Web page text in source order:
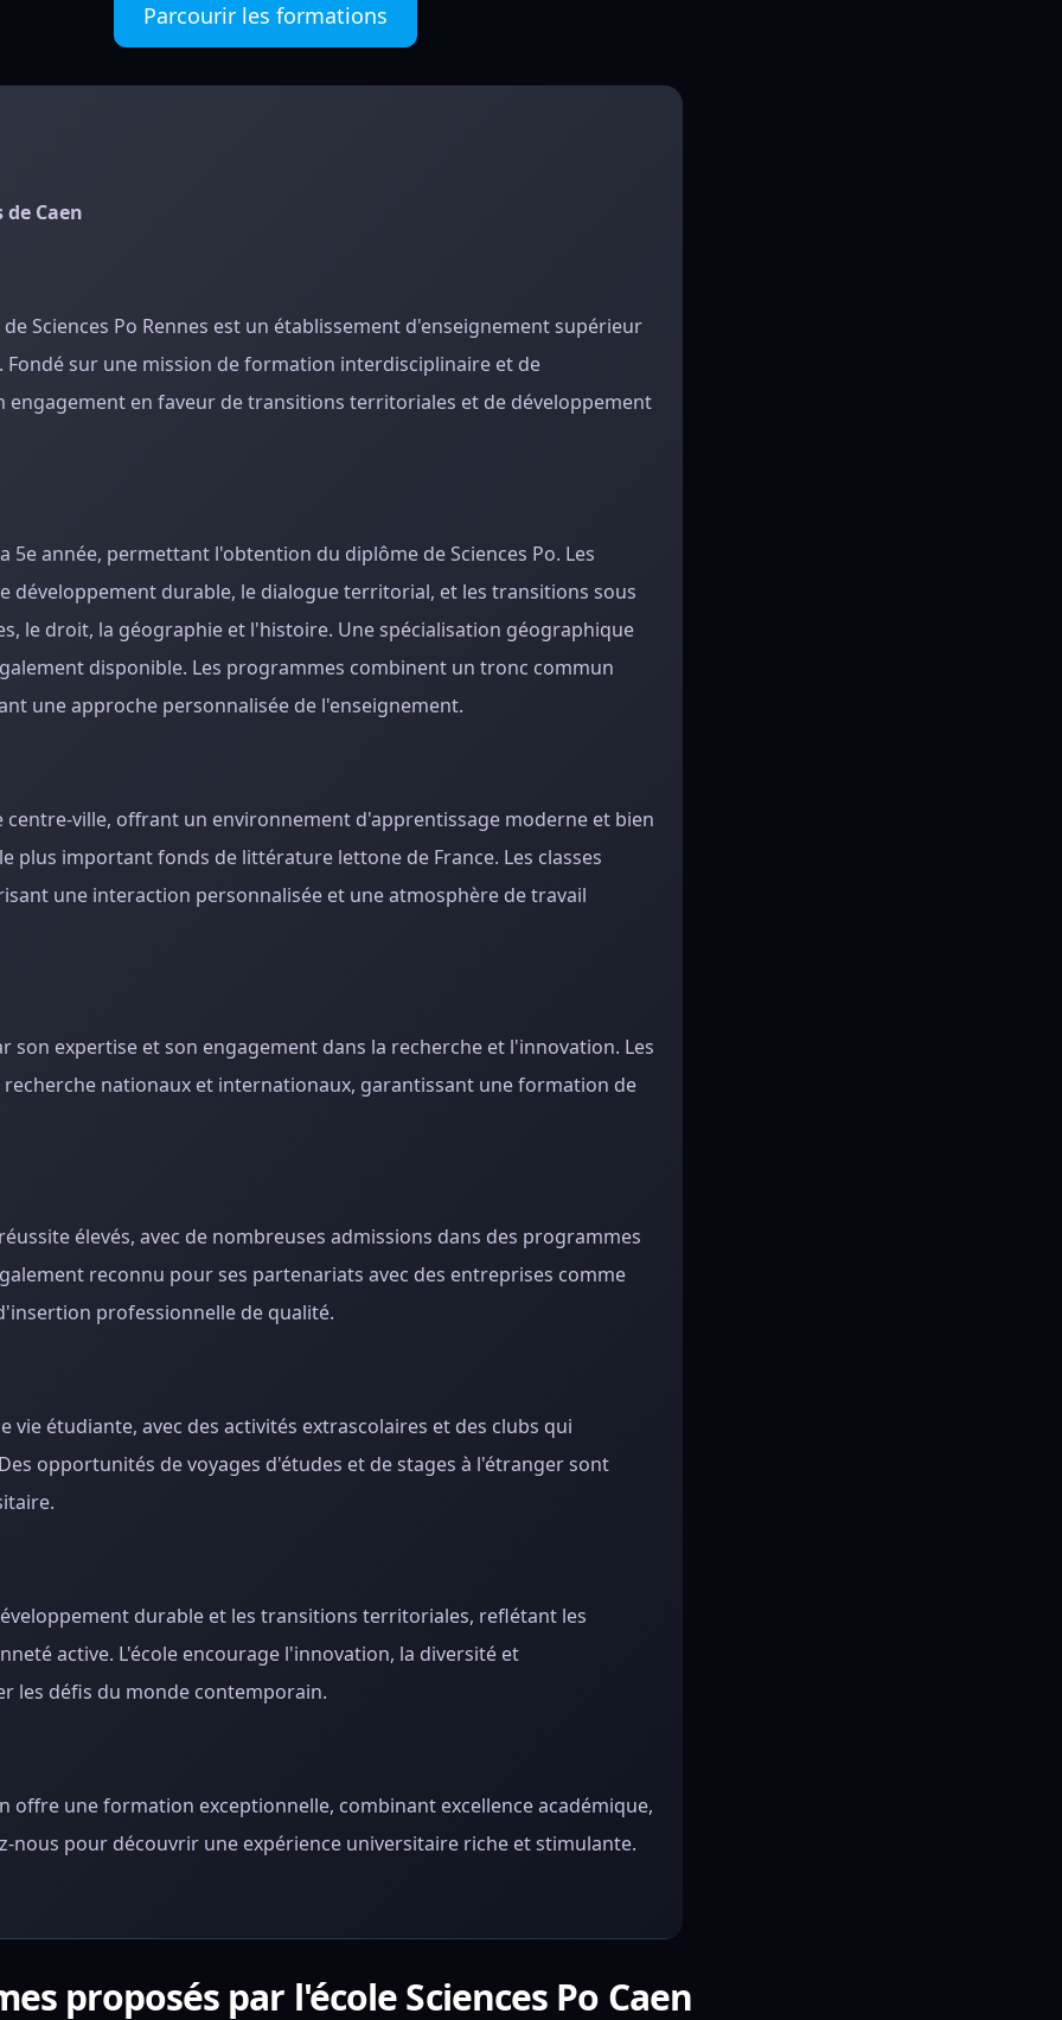
Parcourir les formations
de Caen
Sciences Po Rennes est un établissement d'enseignement supérieur
sur une mission de formation interdisciplinaire et de
en faveur de transitions territoriales et de développement
5e année, permettant l'obtention du diplôme de Sciences Po. Les
développement durable, le dialogue territorial, et les transitions sous
le droit, la géographie et l'histoire. Une spécialisation géographique
disponible. Les programmes combinent un tronc commun
une approche personnalisée de l'enseignement.
centre-ville, offrant un environnement d'apprentissage moderne et bien
important fonds de littérature lettone de France. Les classes
une interaction personnalisée et une atmosphère de travail
son expertise et son engagement dans la recherche et l'innovation. Les
nationaux et internationaux, garantissant une formation de
élevés, avec de nombreuses admissions dans des programmes
reconnu pour ses partenariats avec des entreprises comme
professionnelle de qualité.
étudiante, avec des activités extrascolaires et des clubs qui
opportunités de voyages d'études et de stages à l'étranger sont
durable et les transitions territoriales, reflétant les
active. L'école encourage l'innovation, la diversité et
les défis du monde contemporain.
offre une formation exceptionnelle, combinant excellence académique,
nous pour découvrir une expérience universitaire riche et stimulante.
proposés par l'école Sciences Po Caen